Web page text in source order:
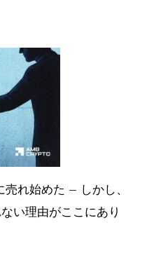
れ始めた – しかし、
い理由がここにあり